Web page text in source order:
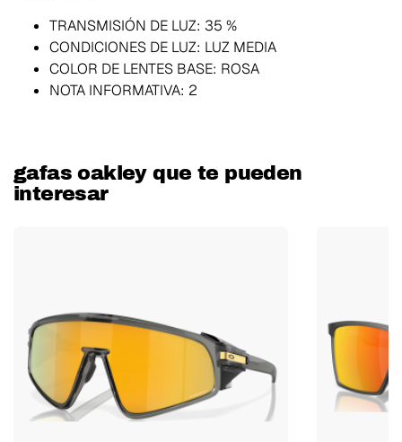
TRANSMISIÓN DE LUZ: 35 %
CONDICIONES DE LUZ: LUZ MEDIA
COLOR DE LENTES BASE: ROSA
NOTA INFORMATIVA: 2
gafas oakley que te pueden
interesar